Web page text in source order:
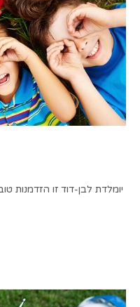
יומלדת לבן-דוד זו הזדמנות